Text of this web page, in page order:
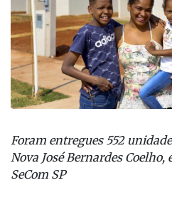
Foram entregues 552
Nova José Bernardes Coelho,
O governador Tarcísio de